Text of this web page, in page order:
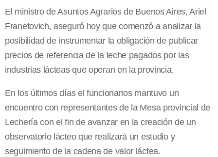
El ministro de Asuntos Agrarios de Buenos Aires, Ariel
Franetovich, aseguró hoy que comenzó a analizar la
posibilidad de instrumentar la obligación de publicar
precios de referencia de la leche pagados por las
industrias lácteas que operan en la provincia.
En los últimos días el funcionarios mantuvo un
encuentro con representantes de la Mesa provincial de
Lechería con el fin de avanzar en la creación de un
observatorio lácteo que realizará un estudio y
seguimiento de la cadena de valor láctea.